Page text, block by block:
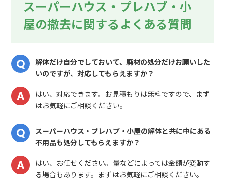
スーパーハウス・プレハブ・小
屋の撤去に関するよくある質問
解体だけ自分でしておいて、廃材の処分だけお願いした
いのですが、対応してもらえますか？
はい、対応できます。お見積もりは無料ですので、まず
はお気軽にご相談ください。
スーパーハウス・プレハブ・小屋の解体と共に中にある
不用品も処分してもらえますか？
はい、お任せください。量などによっては金額が変動す
る場合もあります。まずはお気軽にご相談ください。